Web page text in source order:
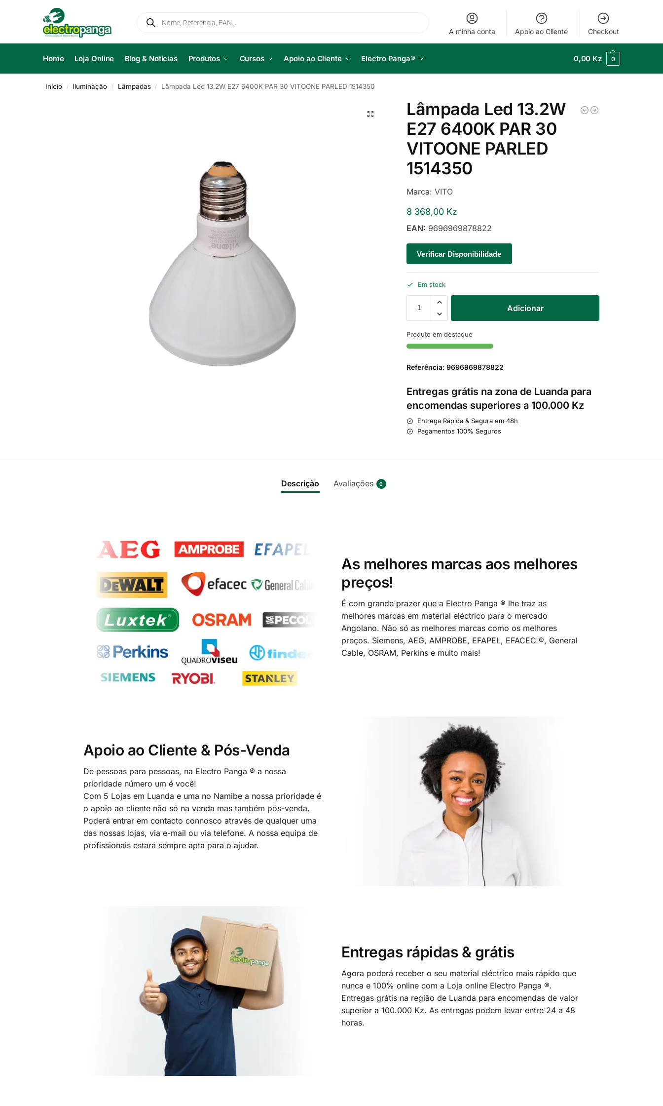
A minha conta Apoio ao Cliente Checkout
Home Loja Online Blog & Notícias Produtos Cursos Apoio ao Cliente Electro Panga® 0,00 Kz 0
Início / Iluminação / Lâmpadas / Lâmpada Led 13.2W E27 6400K PAR 30 VITOONE PARLED 1514350
Lâmpada Led 13.2W
E27 6400K PAR 30
VITOONE PARLED
1514350
Marca:VITO
8 368,00 Kz
EAN: 9696969878822
Verificar Disponibilidade
Em stock
Adicionar
Produto em destaque
Referência: 9696969878822
Entregas grátis na zona de Luanda para
encomendas superiores a 100.000 Kz
Entrega Rápida & Segura em 48h
Pagamentos 100% Seguros
Descrição Avaliações 0
As melhores marcas aos melhores
preços!
É com grande prazer que a Electro Panga ® lhe traz as
melhores marcas em material eléctrico para o mercado
Angolano. Não só as melhores marcas como os melhores
preços. Siemens, AEG, AMPROBE, EFAPEL, EFACEC ®, General
Cable, OSRAM, Perkins e muito mais!
Apoio ao Cliente & Pós-Venda
De pessoas para pessoas, na Electro Panga ® a nossa
prioridade número um é você!
Com 5 Lojas em Luanda e uma no Namibe a nossa prioridade é
o apoio ao cliente não só na venda mas também pós-venda.
Poderá entrar em contacto connosco através de qualquer uma
das nossas lojas, via e-mail ou via telefone. A nossa equipa de
profissionais estará sempre apta para o ajudar.
Entregas rápidas & grátis
Agora poderá receber o seu material eléctrico mais rápido que
nunca e 100% online com a Loja online Electro Panga ®.
Entregas grátis na região de Luanda para encomendas de valor
superior a 100.000 Kz. As entregas podem levar entre 24 a 48
horas.